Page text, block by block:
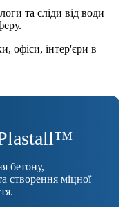
та сліди від води
офіси, інтер'єри в
бетону,
створення міцної